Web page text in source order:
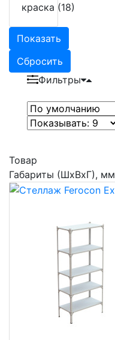
краска (18)
Показать
Сбросить
Фильтры
Товар
Габариты (ШхВхГ), мм